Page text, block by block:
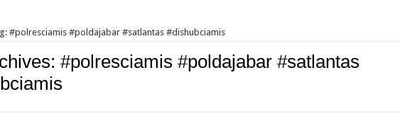
#polresciamis #poldajabar #satlantas #dishubciamis
#polresciamis #poldajabar #satlantas